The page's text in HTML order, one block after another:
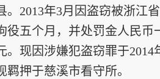
2013年3月因盗窃被浙江
役五个月，并处罚金人民币
现因涉嫌犯盗窃罪于2014
押于慈溪市看守所。